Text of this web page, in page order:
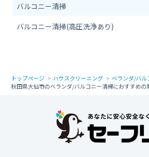
バルコニー清掃
バルコニー清掃(高圧洗浄あり)
トップページ ハウスクリーニング
ベランダ/バル
秋田県大仙市のベランダ/バルコニー清掃におすすめの